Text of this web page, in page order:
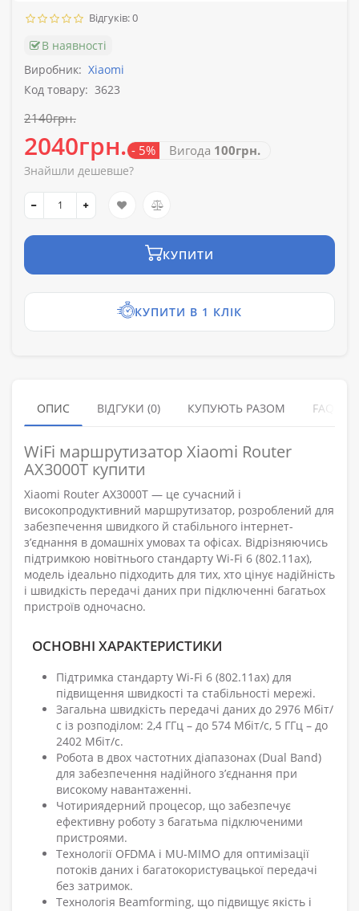
Відгуків: 0
В наявності
Виробник: Xiaomi
Код товару: 3623
2140грн.
2040грн. - 5% Вигода 100грн.
Знайшли дешевше?
КУПИТИ
КУПИТИ В 1 КЛІК
ОПИС ВІДГУКИ (0) КУПУЮТЬ РАЗОМ FAQ
WiFi маршрутизатор Xiaomi Router
AX3000T купити
Xiaomi Router AX3000T — це сучасний і
високопродуктивний маршрутизатор, розроблений для
забезпечення швидкого й стабільного інтернет-
з’єднання в домашніх умовах та офісах. Відрізняючись
підтримкою новітнього стандарту Wi-Fi 6 (802.11ax),
модель ідеально підходить для тих, хто цінує надійність
і швидкість передачі даних при підключенні багатьох
пристроїв одночасно.
ОСНОВНІ ХАРАКТЕРИСТИКИ
Підтримка стандарту Wi-Fi 6 (802.11ax) для
підвищення швидкості та стабільності мережі.
Загальна швидкість передачі даних до 2976 Мбіт/
с із розподілом: 2,4 ГГц – до 574 Мбіт/с, 5 ГГц – до
2402 Мбіт/с.
Робота в двох частотних діапазонах (Dual Band)
для забезпечення надійного з’єднання при
високому навантаженні.
Чотириядерний процесор, що забезпечує
ефективну роботу з багатьма підключеними
пристроями.
Технології OFDMA і MU-MIMO для оптимізації
потоків даних і багатокористувацької передачі
без затримок.
Технологія Beamforming, що підвищує якість і